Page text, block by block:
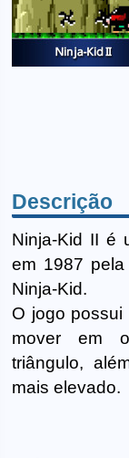
Descrição
Ninja-Kid II é
em 1987
Ninja-Kid.
O jogo possui
mover em
triângulo,
mais elevado.